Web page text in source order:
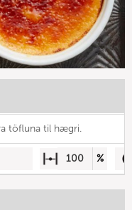
töfluna til hægri.
100 %